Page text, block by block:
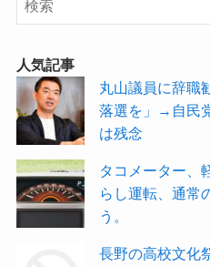
人気記事
丸山議員に辞職
落選を」→自民
は残念
タコメーター、
らし運転、通常
う。
長野の高校文化